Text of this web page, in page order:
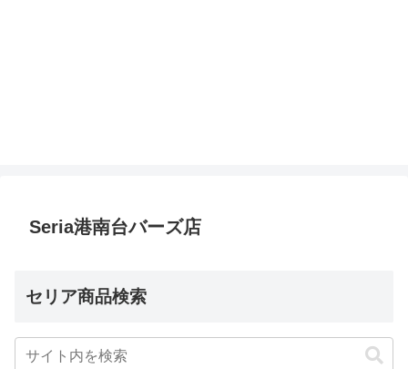
Seria港南台バーズ店
セリア商品検索